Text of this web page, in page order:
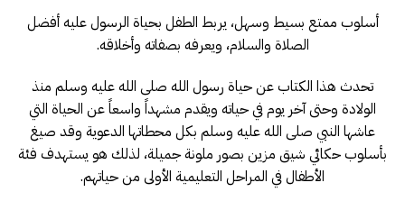
أسلوب ممتع بسيط وسهل، يربط الطفل بحياة الرسول عليه أفضل
الصلاة والسلام، ويعرفه بصفاته وأخلاقه.
تحدث هذا الكتاب عن حياة رسول الله صلى الله عليه وسلم منذ
الولادة وحتى آخر يوم في حياته ويقدم مشهداً واسعاً عن الحياة التي
عاشها النبي صلى الله عليه وسلم بكل محطاتها الدعوية وقد صيغ
بأسلوب حكائي شيق مزين بصور ملونة جميلة، لذلك هو يستهدف فئة
الأطفال في المراحل التعليمية الأولى من حياتهم.